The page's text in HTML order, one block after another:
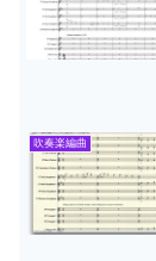
吹奏楽編曲